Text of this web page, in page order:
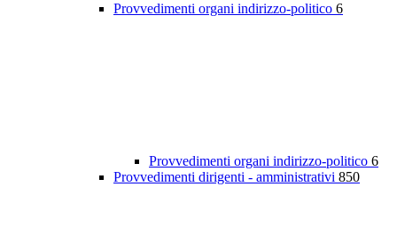
Provvedimenti organi indirizzo-politico 6
Provvedimenti organi indirizzo-politico 6
Provvedimenti dirigenti - amministrativi 850